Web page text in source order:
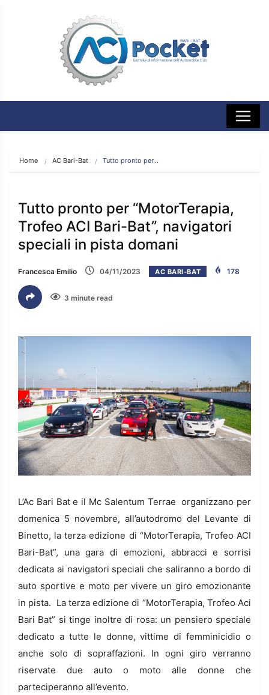
Home AC Bari-Bat Tutto pronto per…
Tutto pronto per “MotorTerapia,
Trofeo ACI Bari-Bat”, navigatori
speciali in pista domani
Francesca Emilio 04/11/2023 AC BARI-BAT 178
3 minute read
L’Ac Bari Bat e il Mc Salentum Terrae organizzano per
domenica 5 novembre, all’autodromo del Levante di
Binetto, la terza edizione di “MotorTerapia, Trofeo ACI
Bari-Bat”, una gara di emozioni, abbracci e sorrisi
dedicata ai navigatori speciali che saliranno a bordo di
auto sportive e moto per vivere un giro emozionante
in pista. La terza edizione di “MotorTerapia, Trofeo Aci
Bari Bat” si tinge inoltre di rosa: un pensiero speciale
dedicato a tutte le donne, vittime di femminicidio o
anche solo di sopraffazioni. In ogni giro verranno
riservate due auto o moto alle donne che
parteciperanno all’evento.